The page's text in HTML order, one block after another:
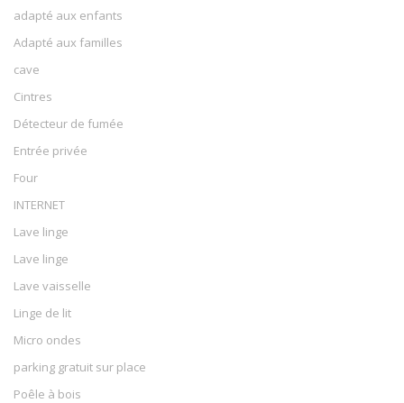
adapté aux enfants
Adapté aux familles
cave
Cintres
Détecteur de fumée
Entrée privée
Four
INTERNET
Lave linge
Lave linge
Lave vaisselle
Linge de lit
Micro ondes
parking gratuit sur place
Poêle à bois